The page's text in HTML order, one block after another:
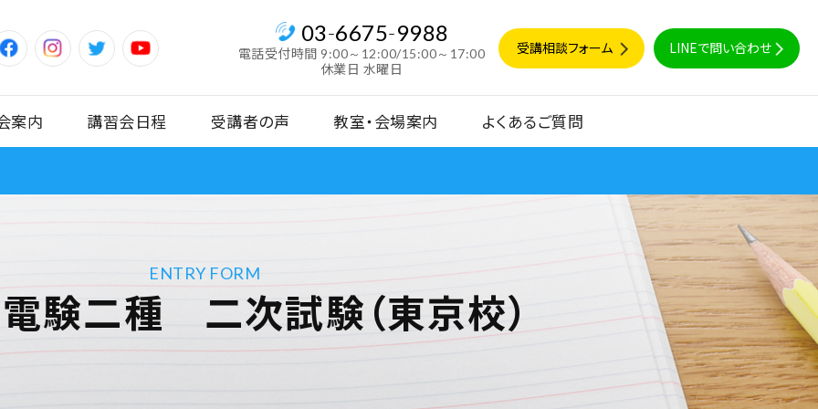
03-6675-9988
電話受付時間 9:00～12:00/15:00～17:00
休業日 水曜日
受講相談フォーム LINEで問い合わせ
案内 講習会日程 受講者の声 教室・会場案内 よくあるご質問
ENTRY FORM
電験二種 二次試験（東京校）